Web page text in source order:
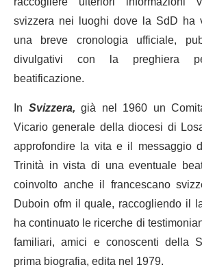
svizzera nei luoghi dove la SdD ha
una breve cronologia ufficiale,
divulgativi con la preghiera
beatificazione.
In Svizzera, già nel 1960 un
Vicario generale della diocesi di
approfondire la vita e il messaggio
Trinità in vista di una eventuale
coinvolto anche il francescano
Duboin ofm il quale, raccogliendo il
ha continuato le ricerche di
familiari, amici e conoscenti della
prima biografia, edita nel 1979.